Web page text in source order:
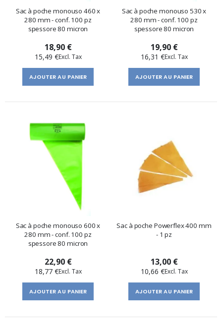
Sac à poche monouso 460 x
280 mm - conf. 100 pz
spessore 80 micron
18,90 €
15,49 €
AJOUTER AU PANIER
Sac à poche monouso 530 x
280 mm - conf. 100 pz
spessore 80 micron
19,90 €
16,31 €
AJOUTER AU PANIER
Sac à poche monouso 600 x
280 mm - conf. 100 pz
spessore 80 micron
22,90 €
18,77 €
AJOUTER AU PANIER
Sac à poche Powerflex 400 mm
- 1 pz
13,00 €
10,66 €
AJOUTER AU PANIER